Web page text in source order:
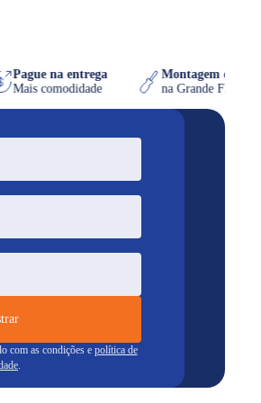
Pague na entrega
Mais comodidade
Montagem
na Grande
com as condições e política de
.